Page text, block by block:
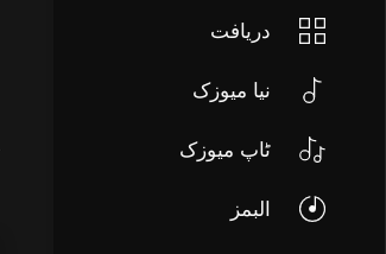
دریافت
نیا میوزک
ٹاپ میوزک
البمز